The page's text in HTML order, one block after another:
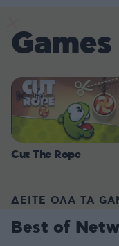
Games
Cut The Rope
ΔΕΙΤΕ ΟΛΑ ΤΑ
Best of